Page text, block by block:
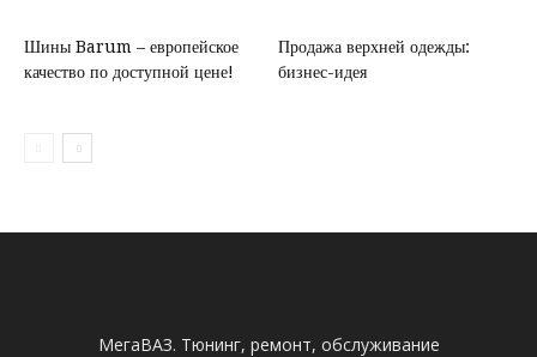
Шины Barum – европейское
качество по доступной цене!
Продажа верхней одежды:
бизнес-идея
МегаВАЗ. Тюнинг, ремонт, обслуживание